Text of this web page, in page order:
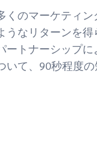
くのマーケティン
なリターンを得
ートナーシップに
いて、90秒程度